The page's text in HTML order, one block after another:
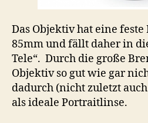
Das Objektiv hat eine
85mm und fällt daher in
Tele“. Durch die große
Objektiv so gut wie gar
dadurch (nicht zuletzt
als ideale Portraitlinse.